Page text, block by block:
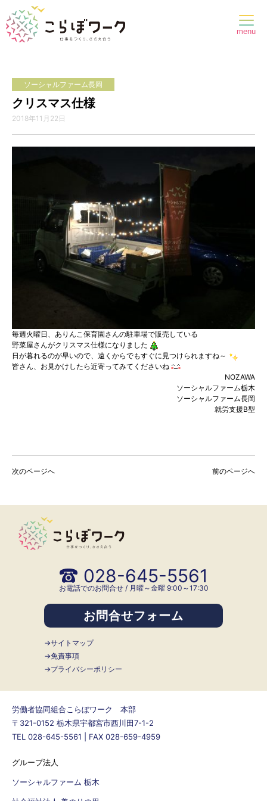
menu
クリスマス仕様
ソーシャルファーム長岡
2018年11月22日
毎週火曜日、ありんこ保育園さんの駐車場で販売している
野菜屋さんがクリスマス仕様になりました
日が暮れるのが早いので、遠くからでもすぐに見つけられますね～
皆さん、お見かけしたら近寄ってみてくださいね
NOZAWA
ソーシャルファーム栃木
ソーシャルファーム長岡
就労支援B型
前のページへ
次のページへ
028-645-5561
お電話でのお問合せ / 月曜～金曜 9:00～17:30
お問合せフォーム
サイトマップ
免責事項
プライバシーポリシー
労働者協同組合こらぼワーク 本部
〒321-0152 栃木県宇都宮市西川田7-1-2
TEL 028-645-5561 | FAX 028-659-4959
グループ法人
ソーシャルファーム 栃木